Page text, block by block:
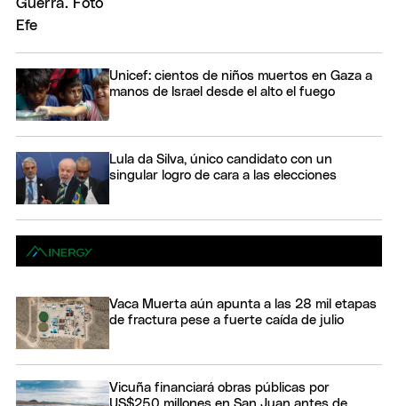
Unicef: cientos de niños muertos en Gaza a
manos de Israel desde el alto el fuego
Lula da Silva, único candidato con un
singular logro de cara a las elecciones
Vaca Muerta aún apunta a las 28 mil etapas
de fractura pese a fuerte caída de julio
Vicuña financiará obras públicas por